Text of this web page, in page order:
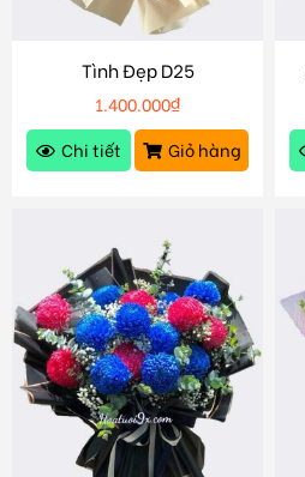
Tình Đẹp D25
1.400.000₫
Chi tiết
Giỏ hàng